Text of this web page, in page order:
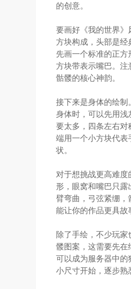
的创意。
要画好《我的世界
方块构成，头部是经
先画一个标准的正
方块带表示嘴巴。
骷髅的核心神韵。
接下来是身体的绘
身体时，可以先用
要太多，四条左右
端用一个小方块代
状。
对于想挑战更高难
形，眼窝和嘴巴只
臂弯曲，弓弦紧绷
能让你的作品更具故
除了手绘，不少玩
髅图案，这需要先
可以成为服务器中
小尺寸开始，逐步熟